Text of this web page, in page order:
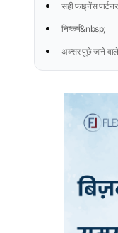
सही फाइनेंस
निष्कर्ष&nbsp;
अक्सर पूछे जाने